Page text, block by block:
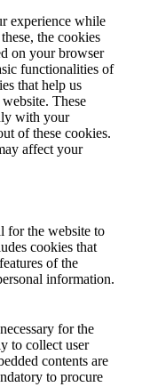
experience while
the cookies
on your browser
functionalities of
that help us
These
with your
of these cookies.
affect your
for the website to
cookies that
of the
information.
for the
to collect user
contents are
to procure